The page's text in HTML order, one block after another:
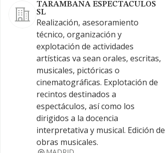
TARAMBANA ESPECTACULOS
SL
Realización, asesoramiento
técnico, organización y
explotación de actividades
artísticas va sean orales, escritas,
musicales, pictóricas o
cinematográficas. Explotación de
recintos destinados a
espectáculos, así como los
dirigidos a la docencia
interpretativa y musical. Edición de
obras musicales.